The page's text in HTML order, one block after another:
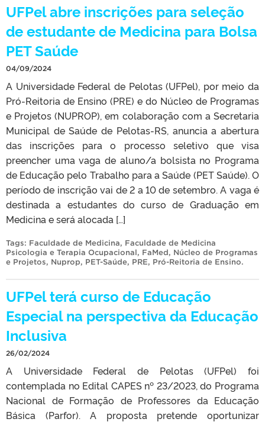
UFPel abre inscrições para seleção
de estudante de Medicina para Bolsa
PET Saúde
04/09/2024
A Universidade Federal de Pelotas (UFPel), por meio da
Pró-Reitoria de Ensino (PRE) e do Núcleo de Programas
e Projetos (NUPROP), em colaboração com a Secretaria
Municipal de Saúde de Pelotas-RS, anuncia a abertura
das inscrições para o processo seletivo que visa
preencher uma vaga de aluno/a bolsista no Programa
de Educação pelo Trabalho para a Saúde (PET Saúde). O
período de inscrição vai de 2 a 10 de setembro. A vaga é
destinada a estudantes do curso de Graduação em
Medicina e será alocada […]
Tags: Faculdade de Medicina, Faculdade de Medicina
Psicologia e Terapia Ocupacional, FaMed, Núcleo de Programas
e Projetos, Nuprop, PET-Saúde, PRE, Pró-Reitoria de Ensino.
UFPel terá curso de Educação
Especial na perspectiva da Educação
Inclusiva
26/02/2024
A Universidade Federal de Pelotas (UFPel) foi
contemplada no Edital CAPES nº 23/2023, do Programa
Nacional de Formação de Professores da Educação
Básica (Parfor). A proposta pretende oportunizar